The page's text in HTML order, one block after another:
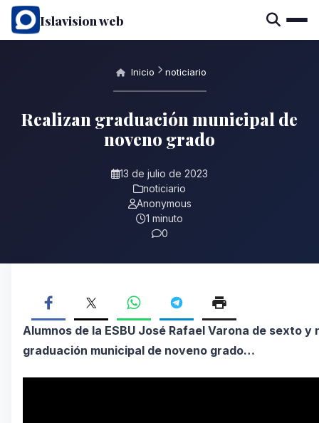
Islavision web
Inicio noticiario
Realizan graduación municipal de
noveno grado
13 de julio de 2023
noticiario
Anonymous
1 minuto
0
Alumnos de la ESBU José Rafael Varona de
graduación municipal de noveno grado…